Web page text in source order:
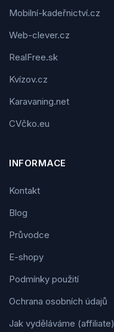
Mobilní-kadeřnictví.cz
Web-clever.cz
RealFree.sk
Kvízov.cz
Karavaning.net
CVčko.eu
INFORMACE
Kontakt
Blog
Průvodce
E-shopy
Podmínky použití
Ochrana osobních údajů
Jak vyděláváme (affiliate)